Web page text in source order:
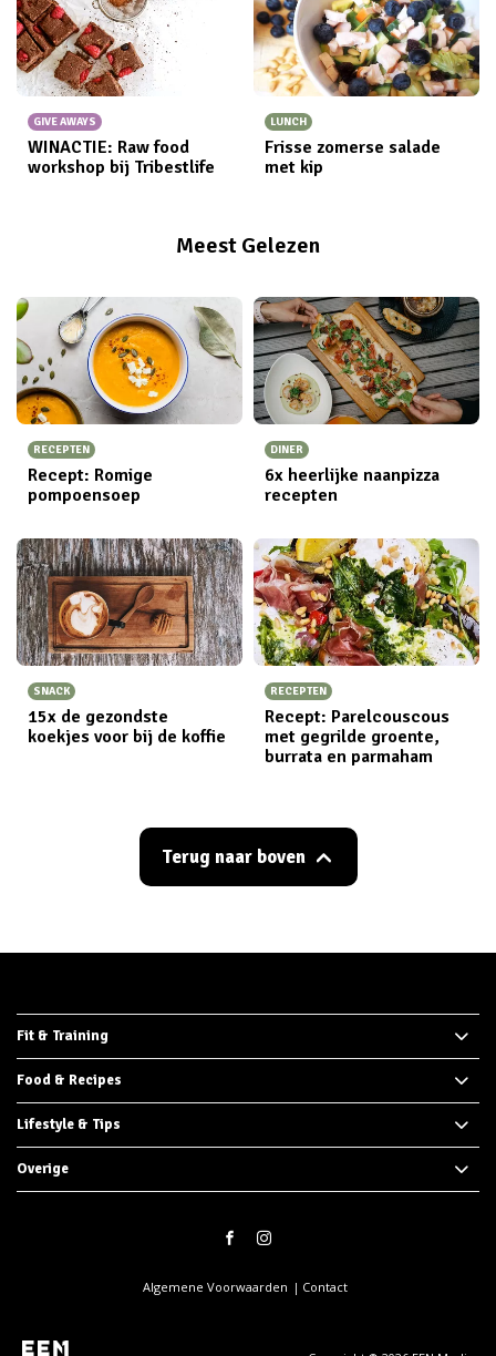
GIVE AWAYS
WINACTIE: Raw food
workshop bij Tribestlife
LUNCH
Frisse zomerse salade
met kip
Meest Gelezen
RECEPTEN
Recept: Romige
pompoensoep
DINER
6x heerlijke naanpizza
recepten
SNACK
15x de gezondste
koekjes voor bij de koffie
RECEPTEN
Recept: Parelcouscous
met gegrilde groente,
burrata en parmaham
Terug naar boven
Fit & Training
Food & Recipes
Lifestyle & Tips
Overige
Algemene Voorwaarden Contact